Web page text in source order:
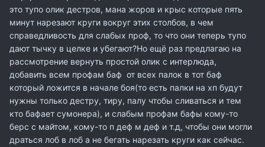
это тупо олик дестров, мана жоров и крыс которые пять
минут нарезают круги вокруг этих столбов, в чем
справедливость для слабых проф, то что они теперь тупо
дают тычку в целке и убегают?Но ещё раз предлагаю на
рассмотрение вернуть простой олик с интерлюда,
добавить всем профам баф от всех палок в тот баф
который ложится в начале боя(то есть палки на хп будут
нужны только дестру, тиру, палу чтобы сливаться и тем
кто бафает сумонера), и слабым профам бафы кому-то
берс с майтом, кому-то п деф м деф и т.д, чтобы они могли
драться лоб в лоб а не бегать нарезать круги как сейчас.